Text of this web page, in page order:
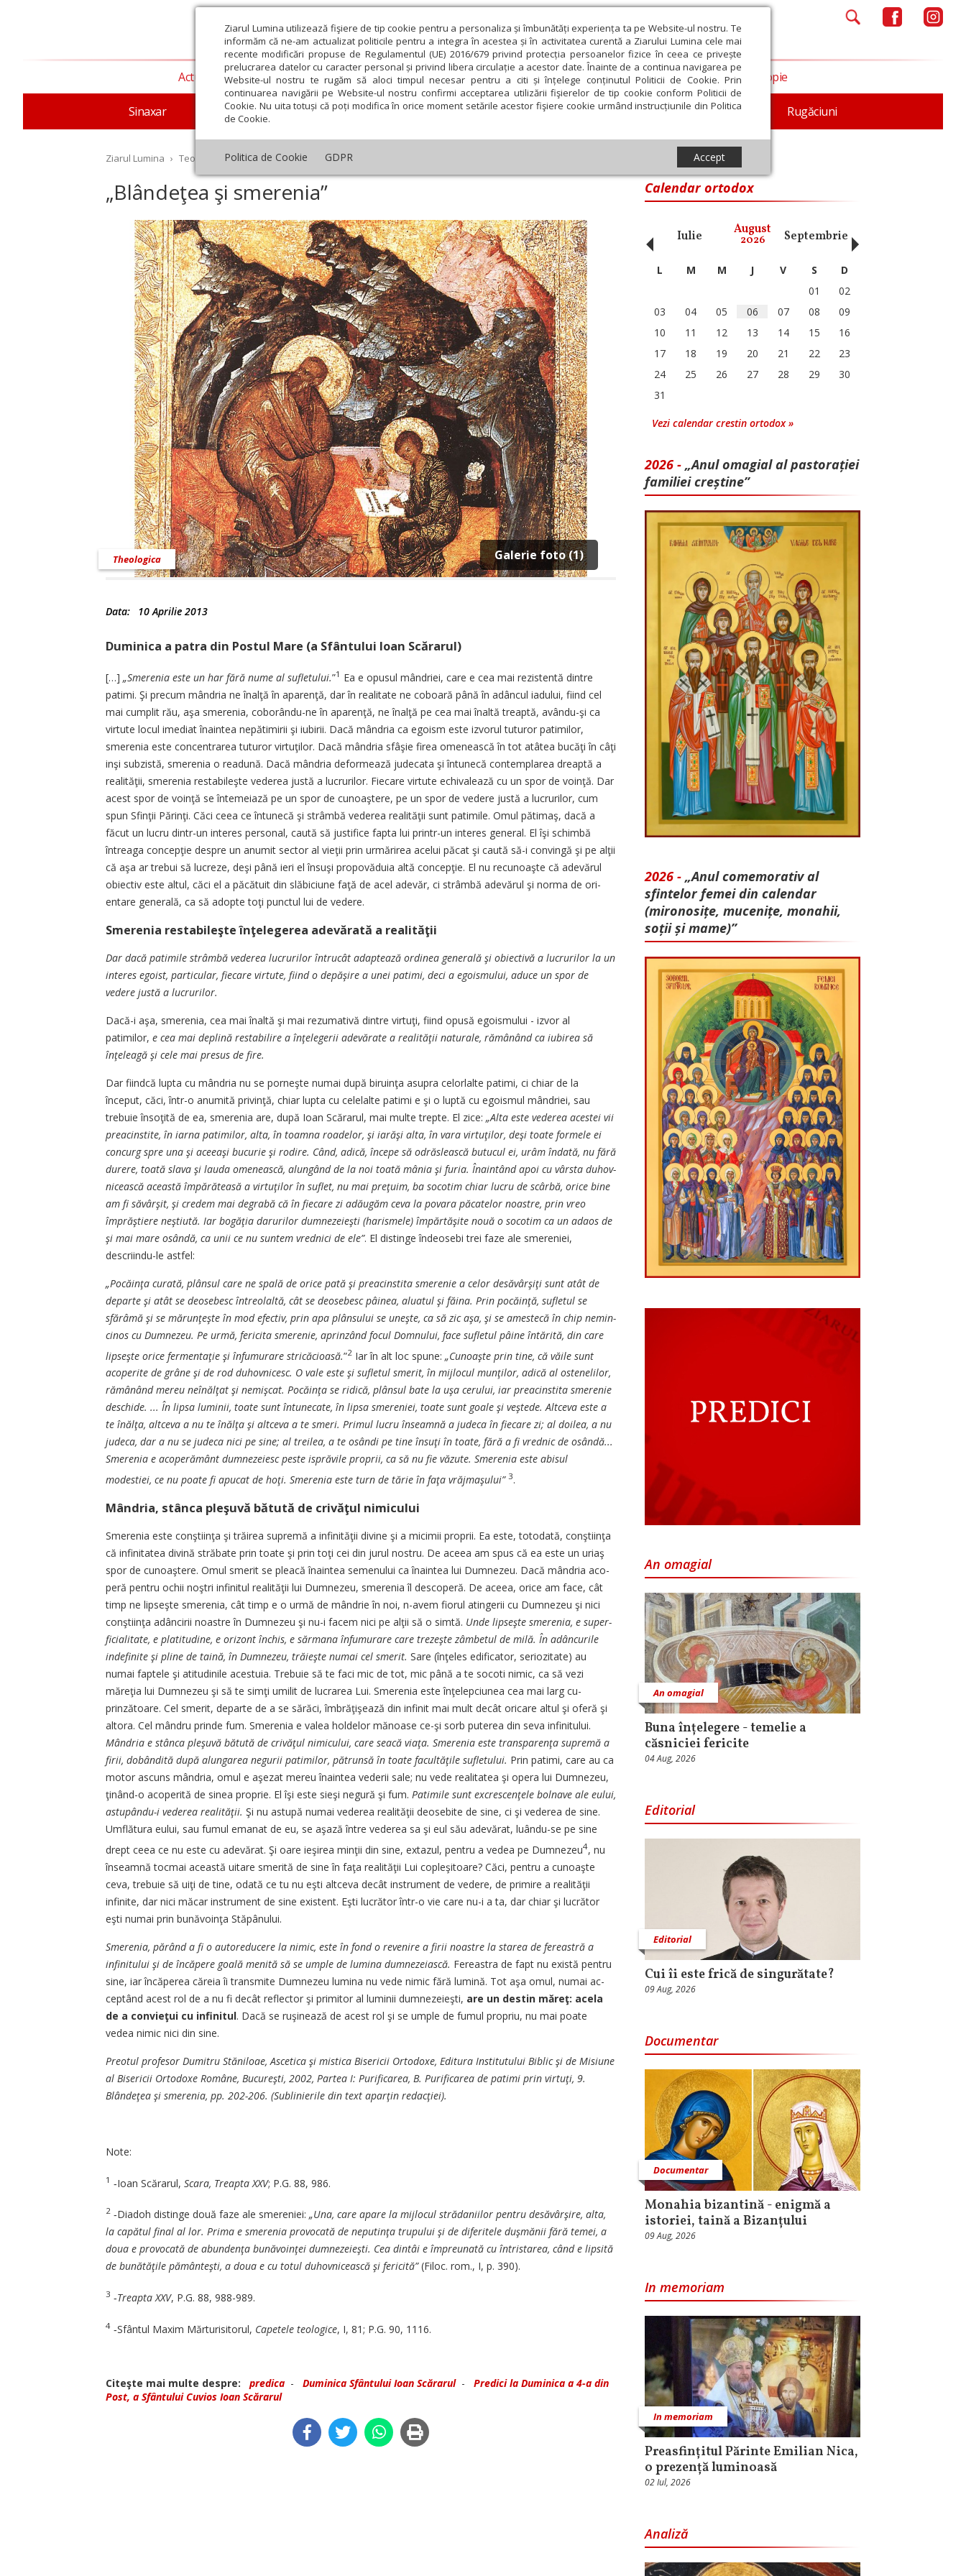
Ziarul Lumina utilizează fişiere de tip cookie pentru a personaliza și îmbunătăți experiența ta pe Website-ul nostru. Te
informăm că ne-am actualizat politicile pentru a integra în acestea și în activitatea curentă a Ziarului Lumina cele mai
recente modificări propuse de Regulamentul (UE) 2016/679 privind protecția persoanelor fizice în ceea ce privește
prelucrarea datelor cu caracter personal și privind libera circulație a acestor date. Înainte de a continua navigarea pe
Website-ul nostru te rugăm să aloci timpul necesar pentru a citi și înțelege conținutul Politicii de Cookie. Prin
continuarea navigării pe Website-ul nostru confirmi acceptarea utilizării fişierelor de tip cookie conform Politicii de
Cookie. Nu uita totuși că poți modifica în orice moment setările acestor fişiere cookie urmând instrucțiunile din Politica
de Cookie.
Politica de Cookie GDPR Accept
Actualitate religioasă Teologie și spiritualitate
Sinaxar Apostolul zilei Evanghelia zilei Evanghelia de Duminică Theologica Liturgica Patristica Rugăciuni
Educaţie și Cultură Societate Opinii Filantropie
Ziarul Lumina › Teologie și spiritualitate › Theologica ›
„Blândeţea şi smerenia”
Galerie foto (1)
Theologica
Data: 10 Aprilie 2013
Duminica a patra din Postul Mare (a Sfântului Ioan Scărarul)
[…] „Smerenia este un har fă­ră nume al sufletului.”1 Ea e o­pusul mândriei, care e cea mai re­zistentă dintre
patimi. Şi pre­cum mândria ne înalţă în a­pa­renţă, dar în realitate ne co­boa­ră până în adâncul iadului, fi­ind cel
mai cumplit rău, aşa sme­renia, coborându-ne în apa­ren­ţă, ne înalţă pe cea mai înal­tă treaptă, avându-şi ca
vir­tute locul imediat înaintea ne­pătimirii şi iubirii. Dacă mân­dria ca egoism este izvorul tu­turor patimilor,
smerenia es­te concentrarea tuturor vir­tu­ţi­lor. Dacă mândria sfâşie firea o­menească în tot atâtea bucăţi în câţi
inşi subzistă, smerenia o re­adună. Dacă mândria defor­mea­ză judecata şi întunecă con­templarea dreaptă a
reali­tă­ţii, smerenia restabileşte ve­de­­rea justă a lucrurilor. Fie­ca­re virtute echivalează cu un spor de voinţă. Dar
acest spor de voinţă se întemeiază pe un spor de cunoaştere, pe un spor de vedere justă a lucrurilor, cum
spun Sfinţii Părinţi. Căci ce­ea ce întunecă şi strâmbă ve­de­rea realităţii sunt patimile. O­mul pătimaş, dacă a
făcut un lu­cru dintr-un interes personal, ca­ută să justifice fapta lui prin­tr-un interes general. El îşi schim­bă
întreaga concepţie despre un anumit sector al vieţii prin urmărirea acelui păcat şi ca­ută să-i convingă şi pe alţii
că aşa ar trebui să lucreze, deşi pâ­nă ieri el însuşi propovăduia al­tă concepţie. El nu recu­noaş­te că adevărul
obiectiv este altul, căci el a păcătuit din slăbi­ciu­­ne faţă de acel adevăr, ci strâm­bă adevărul şi norma de o­ri­
entare generală, ca să a­dop­te toţi punctul lui de vedere.
Smerenia restabileşte înţelegerea adevărată a realităţii
Dar dacă patimile strâmbă ve­­derea lucrurilor întrucât a­dap­­­tează ordinea generală şi o­biec­­tivă a lucrurilor la un
inte­res egoist, particular, fiecare vir­tu­te, fiind o depăşire a unei pa­timi, deci a egoismului, a­du­ce un spor de
vedere justă a lucrurilor.
Dacă-i aşa, smerenia, cea mai înaltă şi mai rezumativă din­tre virtuţi, fiind opusă e­go­is­­mului - izvor al
patimilor, e cea mai deplină restabilire a în­ţelegerii adevărate a rea­li­tă­ţii naturale, rămânând ca iubi­rea să
înţeleagă şi cele mai presus de fire.
Dar fiindcă lupta cu mândria nu se porneşte numai du­pă biruinţa asupra celorlalte pa­­timi, ci chiar de la
început, căci, într-o anumită privinţă, chiar lupta cu celelalte patimi e şi o luptă cu egoismul mândri­ei, sau
trebuie însoţită de ea, sme­renia are, după Ioan Scă­ra­rul, mai multe trepte. El zice: „Al­ta este vederea acestei vii
prea­cinstite, în iarna patimilor, al­ta, în toamna roadelor, şi ia­răşi alta, în vara virtuţilor, deşi toa­te formele ei
concurg spre u­na şi aceeaşi bucurie şi rodire. Când, adică, începe să odrăs­leas­că butucul ei, urâm îndată, nu fără
durere, toată slava şi la­uda omenească, alungând de la noi toată mânia şi furia. Îna­in­tând apoi cu vârsta du­hov­
ni­ceas­că această împărăteasă a vir­tuţilor în suflet, nu mai pre­ţu­im, ba socotim chiar lucru de scâr­bă, orice bine
am fi să­vâr­şit, şi credem mai degrabă că în fie­care zi adăugăm ceva la po­va­­ra păcatelor noastre, prin vreo
împrăştiere neştiută. Iar bo­găţia darurilor dumnezeieşti (ha­rismele) împărtăşite nouă o so­cotim ca un adaos de
şi mai ma­re osândă, ca unii ce nu suntem vrednici de ele”. El distinge în­deosebi trei faze ale smereniei,
descriindu-le astfel:
„Pocăinţa curată, plânsul ca­re ne spală de orice pată şi prea­cinstita smerenie a celor de­săvârşiţi sunt atât de
depar­te şi atât se deosebesc întreolal­tă, cât se deosebesc pâinea, a­lu­­atul şi făina. Prin pocăinţă, su­fletul se
sfărâmă şi se mă­run­­ţeşte în mod efectiv, prin a­pa plânsului se uneşte, ca să zic a­şa, şi se amestecă în chip ne­min­­
cinos cu Dumnezeu. Pe ur­mă, fericita smerenie, aprin­zând focul Domnului, face su­fle­­tul pâine întărită, din care
lip­seşte orice fermentaţie şi în­fu­murare stricăcioasă.”2 Iar în alt loc spune: „Cunoaşte prin ti­ne, că văile sunt
acoperite de grâ­ne şi de rod duhovnicesc. O va­le este şi sufletul smerit, în mij­locul munţilor, adică al oste­ne­lilor,
rămânând mereu ne­înăl­ţat şi nemişcat. Pocăinţa se ri­dică, plânsul bate la uşa cerului, iar preacinstita smerenie
des­chide. ... În lipsa luminii, toa­te sunt întunecate, în lipsa sme­reniei, toate sunt goale şi veş­­tede. Altceva este a
te înăl­ţa, altceva a nu te înălţa şi alt­ce­va a te smeri. Primul lucru în­seamnă a judeca în fiecare zi; al doilea, a nu
judeca, dar a nu se judeca nici pe sine; al treilea, a te osândi pe tine însuţi în toa­te, fără a fi vrednic de osândă...
Sme­renia e acoperământ dum­ne­zeiesc peste isprăvile proprii, ca să nu fie văzute. Smerenia es­te abisul
modestiei, ce nu poa­te fi apucat de hoţi. Sme­re­nia este turn de tărie în faţa vrăj­maşului” 3.
Mândria, stân­ca pleşuvă bătută de crivăţul ni­micului
Smerenia este conştiinţa şi tră­irea supremă a infinităţii di­vine şi a micimii proprii. Ea es­te, totodată, conştiinţa
că in­fi­­nitatea divină străbate prin toate şi prin toţi cei din jurul nos­tru. De aceea am spus că ea es­te un uriaş
spor de cu­noaş­te­re. Omul smerit se pleacă îna­in­tea semenului ca înaintea lui Dum­nezeu. Dacă mândria aco­
pe­ră pentru ochii noştri infinitul realităţii lui Dumnezeu, sme­renia îl descoperă. De ace­ea, orice am face, cât
timp ne lip­seşte smerenia, cât timp e o ur­mă de mândrie în noi, n-a­vem fiorul atingerii cu Dum­nezeu şi nici
conştiinţa adânci­rii noastre în Dumnezeu şi nu-i fa­cem nici pe alţii să o simtă. Un­de lipseşte smerenia, e su­per­­
ficialitate, e platitudine, e o­ri­­zont închis, e sărmana înfu­mu­­rare care trezeşte zâmbetul de milă. În adâncurile
indefini­te şi pline de taină, în Dum­nezeu, trăieşte numai cel sme­rit. Sare (înţeles edificator, se­ri­­o­zitate) au
numai faptele şi a­ti­tudinile acestuia. Trebuie să te faci mic de tot, mic până a te so­coti nimic, ca să vezi
măreţia lui Dumnezeu şi să te simţi u­mi­lit de lucrarea Lui. Smerenia es­te înţelepciunea cea mai larg cu­
prinzătoare. Cel smerit, de­par­­te de a se sărăci, îmbră­ţi­şea­ză din infinit mai mult de­cât oricare altul şi oferă şi
alto­ra. Cel mândru prinde fum. Sme­­renia e valea holdelor mă­noa­­se ce-şi sorb puterea din se­va infinitului.
Mândria e stân­ca pleşuvă bătută de crivăţul ni­micului, care seacă viaţa. Sme­renia este transparenţa su­pre­mă a
firii, dobândită după a­lungarea negurii patimilor, pă­trunsă în toate facultăţile su­fletului. Prin patimi, care au ca
motor ascuns mândria, omul e aşezat mereu înaintea vederii sa­le; nu vede realitatea şi opera lui Dumnezeu,
ţinând-o aco­pe­ri­tă de sinea proprie. El îşi este sieşi negură şi fum. Patimile sunt excrescenţele bolnave ale e­ului,
astupându-i vederea rea­li­tăţii. Şi nu astupă numai ve­de­­rea realităţii deosebite de si­ne, ci şi vederea de sine.
Um­flă­tu­ra eului, sau fumul emanat de eu, se aşază între vederea sa şi eul său adevărat, luându-se pe sine
drept ceea ce nu este cu a­devărat. Şi oare ieşirea minţii din sine, extazul, pentru a ve­dea pe Dumnezeu4, nu
înseam­nă tocmai această uitare sme­ri­­tă de sine în faţa realităţii Lui copleşitoare? Căci, pentru a cu­noaşte
ceva, trebuie să uiţi de tine, odată ce tu nu eşti alt­ce­va decât instrument de ve­de­re, de primire a realităţii
infini­te, dar nici măcar instrument de sine existent. Eşti lucrător în­tr-o vie care nu-i a ta, dar chiar şi lucrător
eşti numai prin bunăvoinţa Stăpânului.
Smerenia, părând a fi o au­to­­reducere la nimic, este în fond o revenire a firii noastre la sta­rea de fereastră a
infinitului şi de încăpere goală menită să se umple de lumina dumne­ze­ias­că. Fereastra de fapt nu e­xis­­tă pentru
sine, iar încăperea c­ă­reia îi transmite Dumnezeu lu­mina nu vede nimic fără lu­mi­­nă. Tot aşa omul, numai ac­
cep­­tând acest rol de a nu fi de­cât reflector şi primitor al lumi­nii dumnezeieşti, are un destin mă­reţ: acela
de a convieţui cu in­finitul. Dacă se ruşinează de a­cest rol şi se umple de fumul pro­priu, nu mai poate
vedea ni­mic nici din sine.
Preotul profesor Dumitru Stă­niloae, Ascetica şi misti­ca Bisericii Ortodoxe, Edi­tu­ra Institutului Biblic şi de Misiune
al Bisericii Or­to­doxe Române, Bucureşti, 2002, Partea I: Purificarea, B. Purificarea de patimi prin virtuţi, 9.
Blândeţea şi sme­renia, pp. 202-206. (Su­bli­nierile din text aparţin re­dacţiei).
Note:
1 ‑Ioan Scărarul, Scara, Treap­­ta XXV; P.G. 88, 986.
2 ‑Diadoh distinge două faze ale smereniei: „Una, care a­pa­­re la mijlocul strădaniilor pen­tru desăvârşire, alta,
la ca­pătul final al lor. Prima e sme­renia provocată de ne­pu­tinţa trupului şi de di­fe­ri­te­le duşmănii fără temei, a
do­ua e provocată de abun­den­­ţa bunăvoinţei dumne­ze­ieşti. Cea dintâi e împreu­na­tă cu întristarea, când e lip­sită
de bunătăţile pă­mân­teşti, a doua e cu totul du­hovnicească şi fericită”(Filoc. rom., I, p. 390).
3 ‑Treapta XXV, P.G. 88, 988-989.
4 ‑Sfântul Maxim Mărturisi­to­­­rul, Capetele teologice, I, 81; P.G. 90, 1116.
Citeşte mai multe despre: predica - Duminica Sfântului Ioan Scărarul- Predici la Duminica a 4-a din
Post, a Sfântului Cuvios Ioan Scărarul
Calendar ortodox
Octombrie Noiembrie Decembrie Ianuarie Februarie Martie Aprilie Mai Iulie August
2026 Septembrie Octombrie
‹ L M M J V S
D
01
02
03
04 05 06 07 08
09
10
11 12 13 14 15
16
17
18 19 20 21 22
23
24
25 26 27 28 29
30
31
Vezi calendar crestin ortodox »
2026 - „Anul omagial al pastorației
familiei creștine”
2026 - „Anul comemorativ al
sfintelor femei din calendar
(mironosițe, mu­cenițe, monahii,
soții și mame)”
An omagial
An omagial
Buna înțelegere - temelie a
căsniciei fericite
04 Aug, 2026
Editorial
Editorial
Cui îi este frică de singurătate?
09 Aug, 2026
Documentar
Documentar
Monahia bizantină - enigmă a
istoriei, taină a Bizanțului
09 Aug, 2026
In memoriam
In memoriam
Preasfințitul Părinte Emilian Nica,
o prezență luminoasă
02 Iul, 2026
Analiză